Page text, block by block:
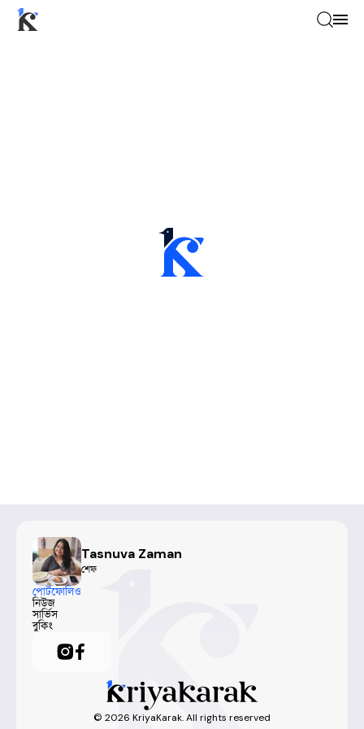
Tasnuva Zaman
শেফ
পোর্টফোলিও
নিউজ
সার্ভিস
বুকিং
© 2026 KriyaKarak. All rights reserved